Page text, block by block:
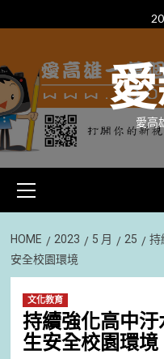
to
愛高
Menu
HOME 2023 5 月 25
持
安全校園環境
文化教育
持續強化高中
生安全校園環境